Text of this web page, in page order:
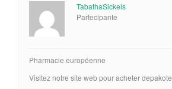
TabathaSickels
Partecipante
Pharmacie européenne
Visitez notre site web pour acheter depakote